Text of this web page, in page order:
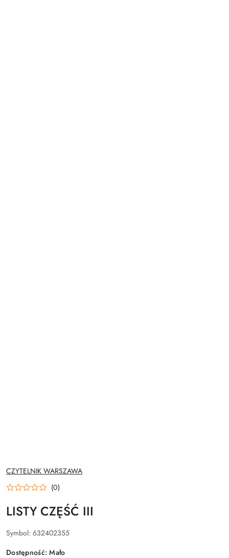
NAZWA
PRODUCENTA:
CZYTELNIK WARSZAWA
(0)
LISTY CZĘŚĆ III
Symbol: 632402355
Dostępność:Mało